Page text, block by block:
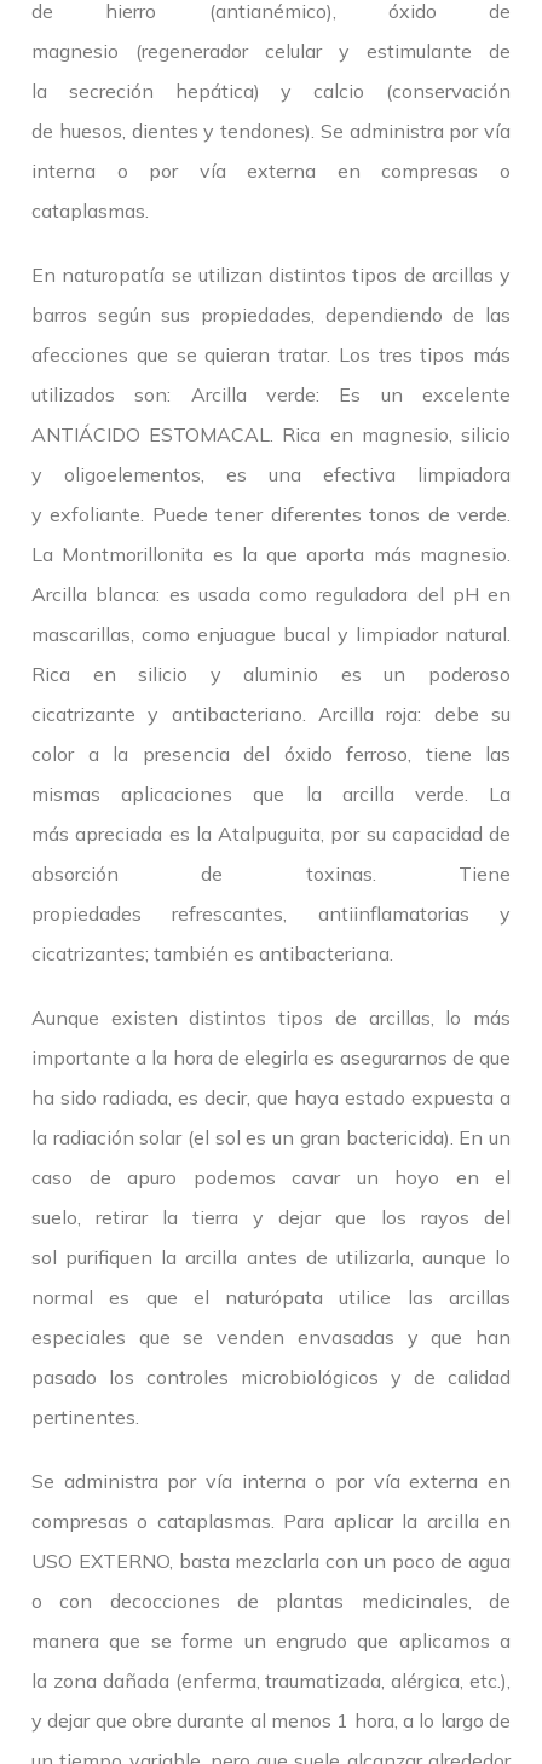
de hierro (antianémico), óxido de
magnesio (regenerador celular y estimulante de
la secreción hepática) y calcio (conservación
de huesos, dientes y tendones). Se administra por vía
interna o por vía externa en compresas o
cataplasmas.
En naturopatía se utilizan distintos tipos de arcillas y
barros según sus propiedades, dependiendo de las
afecciones que se quieran tratar. Los tres tipos más
utilizados son: Arcilla verde: Es un excelente
ANTIÁCIDO ESTOMACAL. Rica en magnesio, silicio
y oligoelementos, es una efectiva limpiadora
y exfoliante. Puede tener diferentes tonos de verde.
La Montmorillonita es la que aporta más magnesio.
Arcilla blanca: es usada como reguladora del pH en
mascarillas, como enjuague bucal y limpiador natural.
Rica en silicio y aluminio es un poderoso
cicatrizante y antibacteriano. Arcilla roja: debe su
color a la presencia del óxido ferroso, tiene las
mismas aplicaciones que la arcilla verde. La
más apreciada es la Atalpuguita, por su capacidad de
absorción de toxinas. Tiene
propiedades refrescantes, antiinflamatorias y
cicatrizantes; también es antibacteriana.
Aunque existen distintos tipos de arcillas, lo más
importante a la hora de elegirla es asegurarnos de que
ha sido radiada, es decir, que haya estado expuesta a
la radiación solar (el sol es un gran bactericida). En un
caso de apuro podemos cavar un hoyo en el
suelo, retirar la tierra y dejar que los rayos del
sol purifiquen la arcilla antes de utilizarla, aunque lo
normal es que el naturópata utilice las arcillas
especiales que se venden envasadas y que han
pasado los controles microbiológicos y de calidad
pertinentes.
Se administra por vía interna o por vía externa en
compresas o cataplasmas. Para aplicar la arcilla en
USO EXTERNO, basta mezclarla con un poco de agua
o con decocciones de plantas medicinales, de
manera que se forme un engrudo que aplicamos a
la zona dañada (enferma, traumatizada, alérgica, etc.),
y dejar que obre durante al menos 1 hora, a lo largo de